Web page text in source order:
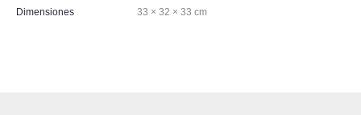
Dimensiones 33 × 32 × 33 cm